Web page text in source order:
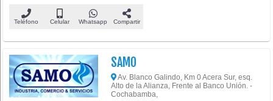
Teléfono Celular Whatsapp Compartir
SAMO
Av. Blanco Galindo, Km 0 Acera Sur, esq.
Alto de la Alianza, Frente al Banco Unión. -
Cochabamba,